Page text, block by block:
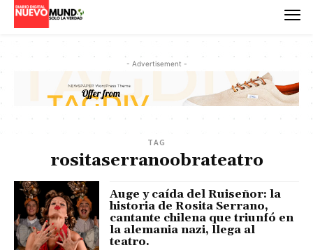
- Advertisement -
TAG
rositaserranoobrateatro
Auge y caída del Ruiseñor: la
historia de Rosita Serrano,
cantante chilena que triunfó en
la alemania nazi, llega al
teatro.